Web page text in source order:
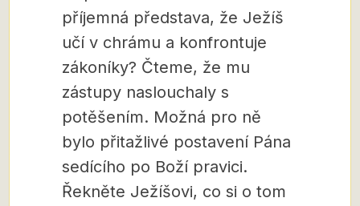
příjemná představa, že Ježíš
učí v chrámu a konfrontuje
zákoníky? Čteme, že mu
zástupy naslouchaly s
potěšením. Možná pro ně
bylo přitažlivé postavení Pána
sedícího po Boží pravici.
Řekněte Ježíšovi, co si o tom